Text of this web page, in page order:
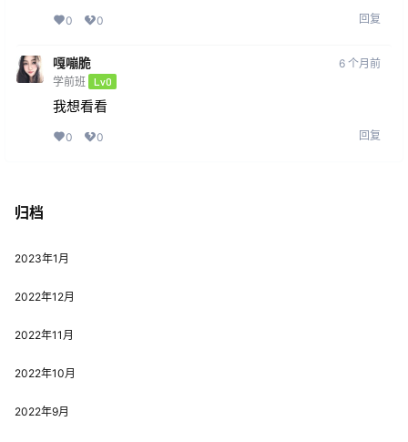
0 0 回复
嘎嘣脆
学前班 Lv0
6 个月前
我想看看
0 0 回复
归档
2023年1月
2022年12月
2022年11月
2022年10月
2022年9月